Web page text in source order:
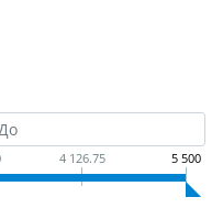
4 126.75 5 500